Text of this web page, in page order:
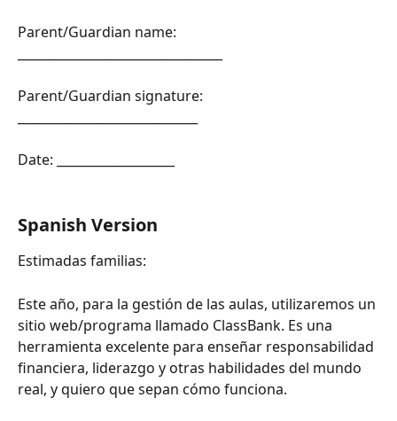
Parent/Guardian name:
Parent/Guardian signature:
Date: ___________________
Spanish Version
Estimadas familias:
Este año, para la gestión de las aulas, utilizaremos un
sitio web/programa llamado ClassBank. Es una
herramienta excelente para enseñar responsabilidad
financiera, liderazgo y otras habilidades del mundo
real, y quiero que sepan cómo funciona.